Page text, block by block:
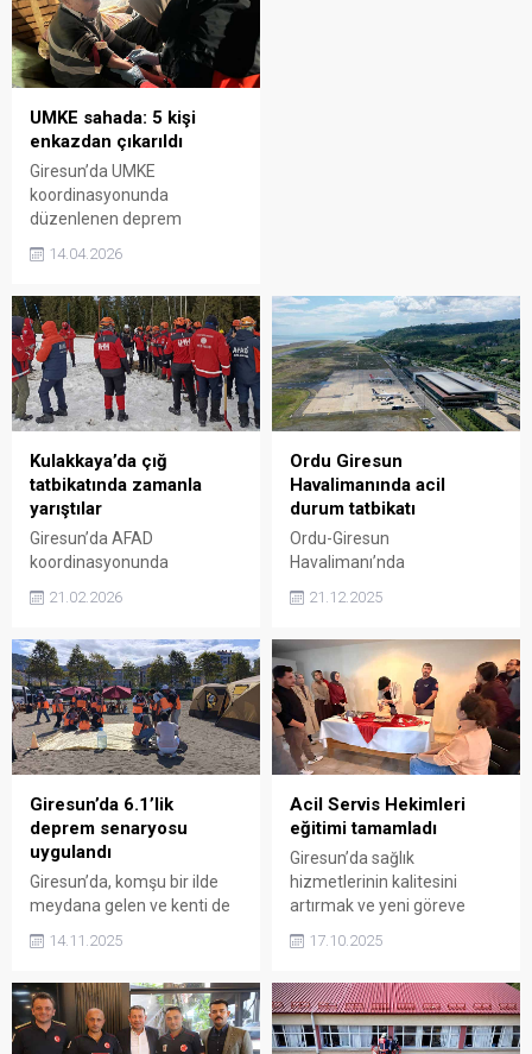
koşullarında medikal
kurtarma becerilerini
geliştirdi.
UMKE sahada: 5 kişi
enkazdan çıkarıldı
Giresun’da UMKE
koordinasyonunda
düzenlenen deprem
Senaryo gereği göçük
kurtarılarak sağlık ekiplerine
teslim edildi.
14.04.2026
Kulakkaya’da çığ
tatbikatında zamanla
yarıştılar
Giresun’da AFAD
koordinasyonunda
ekiplerin afetlere hazırlık
etti. Kulakkaya Yaylası’nda
gerçekleştirilen uygulamada
çok sayıda kurum eş
zamanlı görev aldı.
21.02.2026
Ordu Giresun
Havalimanında acil
durum tatbikatı
Ordu-Giresun
Havalimanı’nda
tatbikatı, güvenlik
müdahale kapasitesini test
etti. Tatbikat senaryosu
gerçeğini aratmadı.
21.12.2025
Giresun’da 6.1’lik
deprem senaryosu
uygulandı
Giresun’da, komşu bir ilde
meydana gelen ve kenti de
üzerinden geniş kapsamlı
14.11.2025
Acil Servis Hekimleri
eğitimi tamamladı
Giresun’da sağlık
hizmetlerinin kalitesini
artırmak ve yeni göreve
servise hızlı uyum
amacıyla düzenlenen Acil
Hekimleri Oryantasyon
Eğitim Programı başarıyla
17.10.2025